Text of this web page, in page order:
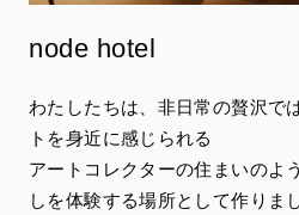
node hotel
わたしたちは、非日常の贅沢で
トを身近に感じられる
アートコレクターの住まいのよ
しを体験する場所として作りま